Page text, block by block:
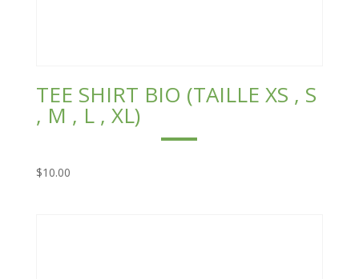
TEE SHIRT BIO (TAILLE XS , S
, M , L , XL)
$10.00